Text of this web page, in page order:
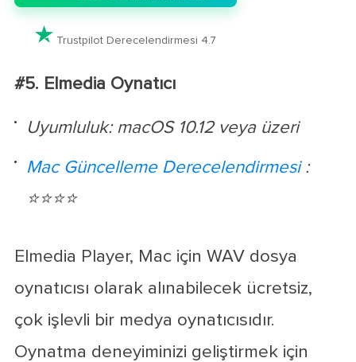
 Trustpilot Derecelendirmesi 4.7
#5. Elmedia Oynatıcı
Uyumluluk: macOS 10.12 veya üzeri
Mac Güncelleme Derecelendirmesi:
⭐⭐⭐⭐
Elmedia Player, Mac için WAV dosya
oynatıcısı olarak alınabilecek ücretsiz,
çok işlevli bir medya oynatıcısıdır.
Oynatma deneyiminizi geliştirmek için